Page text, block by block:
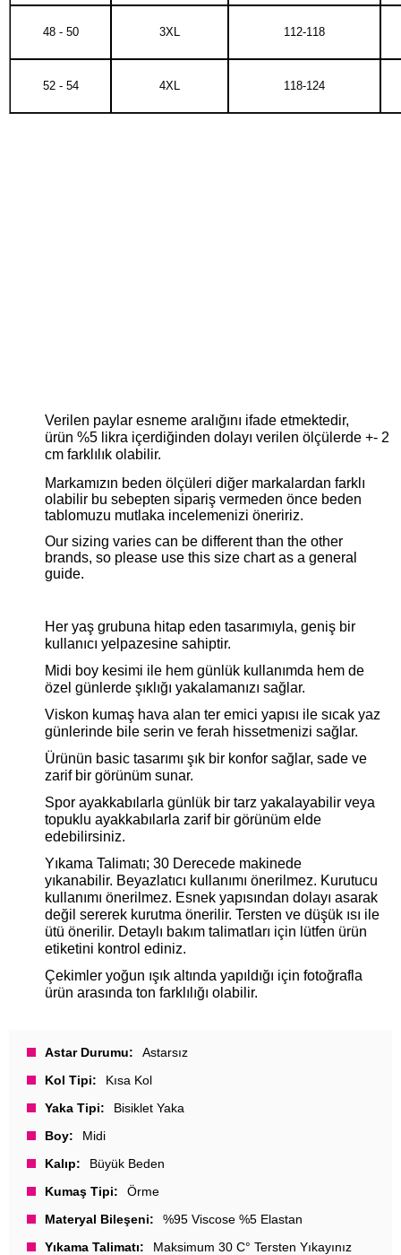
48 - 50 3XL 112-118
52 - 54 4XL 118-124
Verilen paylar esneme aralığını ifade etmektedir,
ürün %5 likra içerdiğinden dolayı verilen ölçülerde +- 2
cm farklılık olabilir.
Markamızın beden ölçüleri diğer markalardan farklı
olabilir bu sebepten sipariş vermeden önce beden
tablomuzu mutlaka incelemenizi öneririz.
Our sizing varies can be different than the other
brands, so please use this size chart as a general
guide.
Her yaş grubuna hitap eden tasarımıyla, geniş bir
kullanıcı yelpazesine sahiptir.
Midi boy kesimi ile hem günlük kullanımda hem de
özel günlerde şıklığı yakalamanızı sağlar.
Viskon kumaş hava alan ter emici yapısı ile sıcak yaz
günlerinde bile serin ve ferah hissetmenizi sağlar.
Ürünün basic tasarımı şık bir konfor sağlar, sade ve
zarif bir görünüm sunar.
Spor ayakkabılarla günlük bir tarz yakalayabilir veya
topuklu ayakkabılarla zarif bir görünüm elde
edebilirsiniz.
Yıkama Talimatı; 30 Derecede makinede
yıkanabilir. Beyazlatıcı kullanımı önerilmez. Kurutucu
kullanımı önerilmez. Esnek yapısından dolayı asarak
değil sererek kurutma önerilir. Tersten ve düşük ısı ile
ütü önerilir. Detaylı bakım talimatları için lütfen ürün
etiketini kontrol ediniz.
Çekimler yoğun ışık altında yapıldığı için fotoğrafla
ürün arasında ton farklılığı olabilir.
Astar Durumu
Astarsız
Kol Tipi
Kısa Kol
Yaka Tipi
Bisiklet Yaka
Boy
Midi
Kalıp
Büyük Beden
Kumaş Tipi
Örme
Materyal Bileşeni
%95 Viscose %5 Elastan
Yıkama Talimatı
Maksimum 30 C° Tersten Yıkayınız